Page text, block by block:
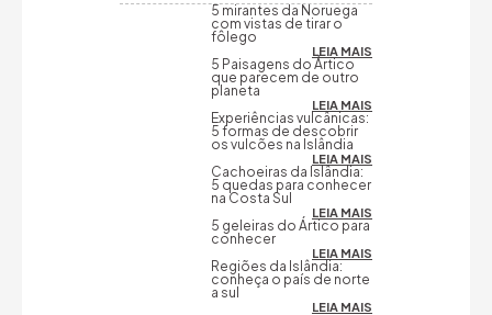
5 mirantes da Noruega
com vistas de tirar o
fôlego
LEIA MAIS
5 Paisagens do Ártico
que parecem de outro
planeta
LEIA MAIS
Experiências vulcânicas:
5 formas de descobrir
os vulcões na Islândia
LEIA MAIS
Cachoeiras da Islândia:
5 quedas para conhecer
na Costa Sul
LEIA MAIS
5 geleiras do Ártico para
conhecer
LEIA MAIS
Regiões da Islândia:
conheça o país de norte
a sul
LEIA MAIS